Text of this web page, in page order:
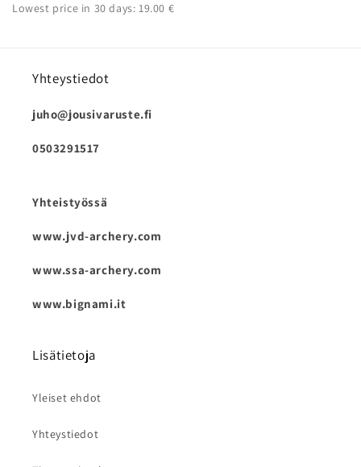
Lowest price in 30 days: 19.00 €
Yhteystiedot
juho@jousivaruste.fi
0503291517
Yhteistyössä
www.jvd-archery.com
www.ssa-archery.com
www.bignami.it
Lisätietoja
Yleiset ehdot
Yhteystiedot